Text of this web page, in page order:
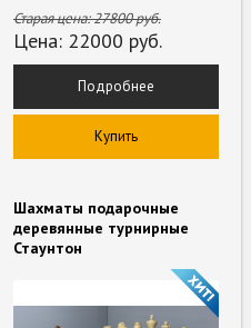
Старая цена:27800руб.
Цена: 22000 руб.
Подробнее
Купить
Шахматы подарочные
деревянные турнирные
Стаунтон